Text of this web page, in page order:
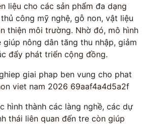
liệu cho các sản phẩm đa dạng
công mỹ nghệ, gỗ non, vật liệu
thiện môi trường. Nhờ đó, mô hình
nông dân tăng thu nhập, giảm
đẩy phát triển cộng đồng.
hình thành các làng nghề, các dự
thái liên quan đến tre còn giúp